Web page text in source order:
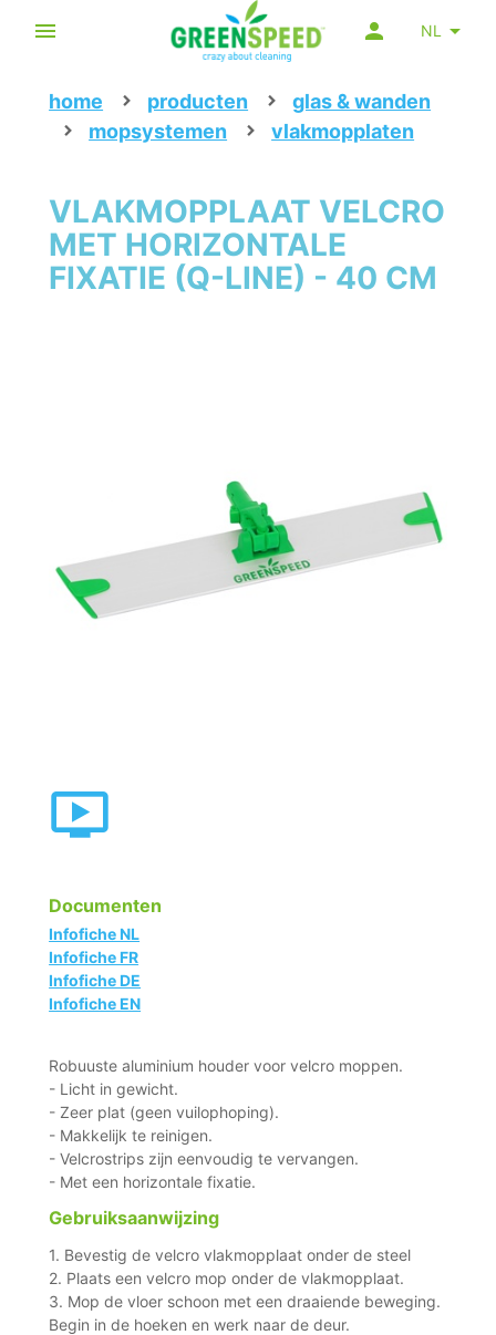
NL
home producten
glas & wanden
mopsystemen
vlakmopplaten
VLAKMOPPLAAT VELCRO
MET HORIZONTALE
FIXATIE (Q-LINE) - 40 CM
Documenten
Infofiche NL
Infofiche FR
Infofiche DE
Infofiche EN
Robuuste aluminium houder voor velcro moppen.
- Licht in gewicht.
- Zeer plat (geen vuilophoping).
- Makkelijk te reinigen.
- Velcrostrips zijn eenvoudig te vervangen.
- Met een horizontale fixatie.
Gebruiksaanwijzing
1. Bevestig de velcro vlakmopplaat onder de steel
2. Plaats een velcro mop onder de vlakmopplaat.
3. Mop de vloer schoon met een draaiende beweging.
Begin in de hoeken en werk naar de deur.